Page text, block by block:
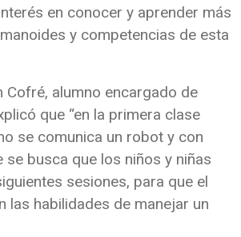
en conocer y aprender más
y competencias de esta
Cofré, alumno encargado de
que “en la primera clase
se comunica un robot y con
se busca que los niños y niñas
sesiones, para que el
las habilidades de manejar un